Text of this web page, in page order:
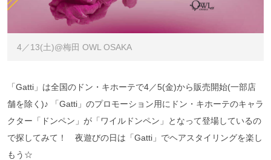
4／13(土)@梅田 OWL OSAKA
「Gatti」は全国のドン・キホーテで4／5(金)から販売開始(一部店
舗を除く)♪ 「Gatti」のプロモーション用にドン・キホーテのキャラ
クター「ドンペン」が「ワイルドンペン」となって登場しているの
で探してみて！ 夜遊びの日は「Gatti」でヘアスタイリングを楽し
もう☆